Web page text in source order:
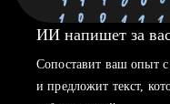
ИИ напишет за
Сопоставит ваш опыт
и предложит текст,